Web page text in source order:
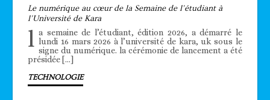
Le numérique au cœur de la Semaine de l’étudiant à
l’Université de Kara
l a semaine de l’étudiant, édition 2026, a démarré le
lundi 16 mars 2026 à l’université de kara, uk sous le
signe du numérique. la cérémonie de lancement a été
présidée […]
TECHNOLOGIE